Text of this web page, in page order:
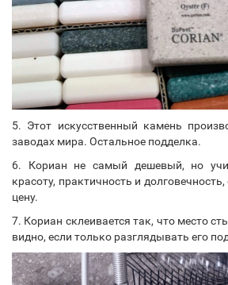
5. Этот искусственный камень
заводах мира. Остальное подделка.
6. Кориан не самый дешевый, но
красоту, практичность и
цену.
7. Кориан склеивается так, что место
видно, если только разглядывать его